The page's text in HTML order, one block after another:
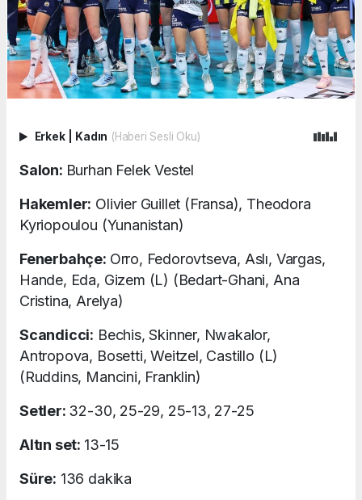
Erkek Kadın (Haberi Sesli Oku)
Salon: Burhan Felek Vestel
Hakemler: Olivier Guillet (Fransa), Theodora
Kyriopoulou (Yunanistan)
Fenerbahçe: Orro, Fedorovtseva, Aslı, Vargas,
Hande, Eda, Gizem (L) (Bedart-Ghani, Ana
Cristina, Arelya)
Scandicci: Bechis, Skinner, Nwakalor,
Antropova, Bosetti, Weitzel, Castillo (L)
(Ruddins, Mancini, Franklin)
Setler: 32-30, 25-29, 25-13, 27-25
Altın set: 13-15
Süre: 136 dakika